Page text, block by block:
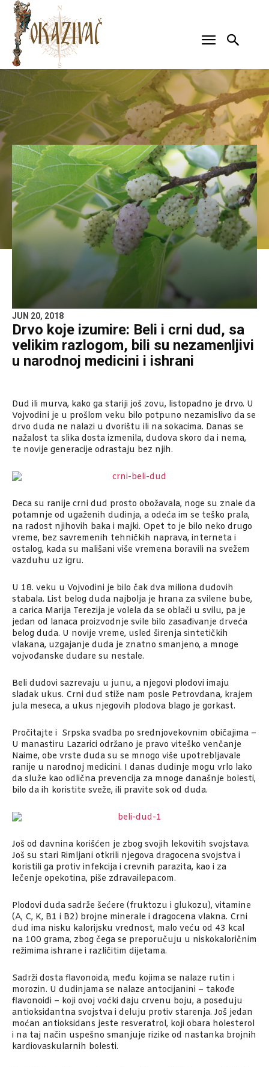
JUN 20, 2018
Drvo koje izumire: Beli i crni dud, sa
velikim razlogom, bili su nezamenljivi
u narodnoj medicini i ishrani
Dud ili murva, kako ga stariji još zovu, listopadno je drvo. U
Vojvodini je u prošlom veku bilo potpuno nezamislivo da se
drvo duda ne nalazi u dvorištu ili na sokacima. Danas se
nažalost ta slika dosta izmenila, dudova skoro da i nema,
te novije generacije odrastaju bez njih.
Deca su ranije crni dud prosto obožavala, noge su znale da
potamnje od ugaženih dudinja, a odeća im se teško prala,
na radost njihovih baka i majki. Opet to je bilo neko drugo
vreme, bez savremenih tehničkih naprava, interneta i
ostalog, kada su mališani više vremena boravili na svežem
vazduhu uz igru.
U 18. veku u Vojvodini je bilo čak dva miliona dudovih
stabala. List belog duda najbolja je hrana za svilene bube,
a carica Marija Terezija je volela da se oblači u svilu, pa je
jedan od lanaca proizvodnje svile bilo zasađivanje drveća
belog duda. U novije vreme, usled širenja sintetičkih
vlakana, uzgajanje duda je znatno smanjeno, a mnoge
vojvođanske dudare su nestale.
Beli dudovi sazrevaju u junu, a njegovi plodovi imaju
sladak ukus. Crni dud stiže nam posle Petrovdana, krajem
jula meseca, a ukus njegovih plodova blago je gorkast.
Pročitajte i Srpska svadba po srednjovekovnim običajima –
U manastiru Lazarici održano je pravo viteško venčanje
Naime, obe vrste duda su se mnogo više upotrebljavale
ranije u narodnoj medicini. I danas dudinje mogu vrlo lako
da služe kao odlična prevencija za mnoge današnje bolesti,
bilo da ih koristite sveže, ili pravite sok od duda.
Još od davnina korišćen je zbog svojih lekovitih svojstava.
Još su stari Rimljani otkrili njegova dragocena svojstva i
koristili ga protiv infekcija i crevnih parazita, kao i za
lečenje opekotina, piše zdravailepa.com.
Plodovi duda sadrže šećere (fruktozu i glukozu), vitamine
(A, C, K, B1 i B2) brojne minerale i dragocena vlakna. Crni
dud ima nisku kalorijsku vrednost, malo veću od 43 kcal
na 100 grama, zbog čega se preporučuju u niskokaloričnim
režimima ishrane i različitim dijetama.
Sadrži dosta flavonoida, među kojima se nalaze rutin i
morozin. U dudinjama se nalaze antocijanini – takođe
flavonoidi – koji ovoj voćki daju crvenu boju, a poseduju
antioksidantna svojstva i deluju protiv starenja. Još jedan
moćan antioksidans jeste resveratrol, koji obara holesterol
i na taj način uspešno smanjuje rizike od nastanka brojnih
kardiovaskularnih bolesti.